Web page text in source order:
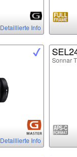
Detaillierte Info
Detaillierte Info
Sonnar